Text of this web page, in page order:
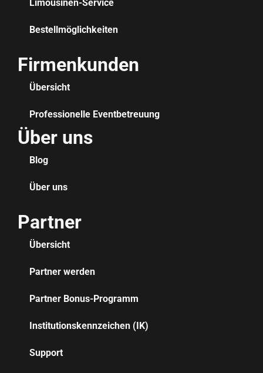
Limousinen-Service
Bestellmöglichkeiten
Firmenkunden
Übersicht
Professionelle Eventbetreuung
Über uns
Blog
Über uns
Partner
Übersicht
Partner werden
Partner Bonus-Programm
Institutionskennzeichen (IK)
Support